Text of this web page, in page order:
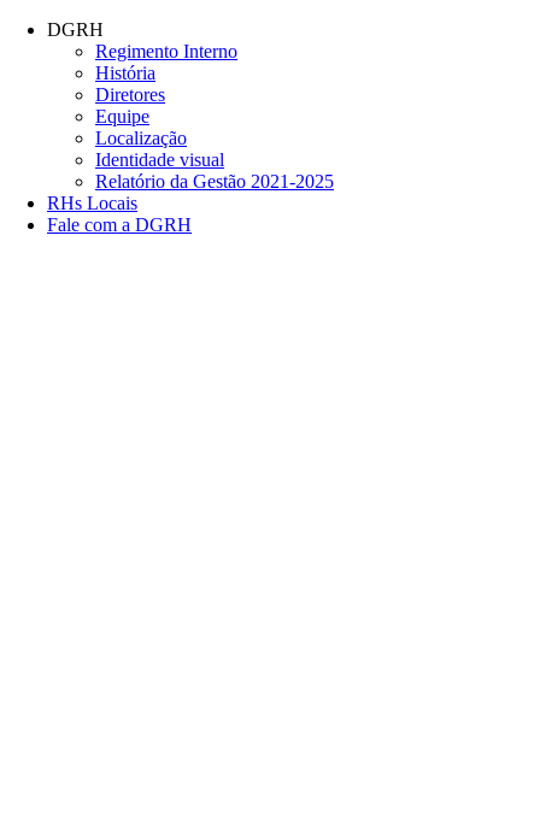
Conteúdo principal
DGRH
Regimento Interno
História
Diretores
Equipe
Localização
Identidade visual
Relatório da Gestão 2021-2025
RHs Locais
Fale com a DGRH